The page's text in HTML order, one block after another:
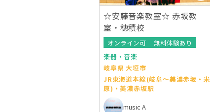
☆安藤音楽教室☆ 赤坂教
室・穂積校
オンライン可
無料体験あり
楽器・音楽
岐阜県 大垣市
JR東海道本線(岐阜～美濃赤坂・米
原)・美濃赤坂駅
music A